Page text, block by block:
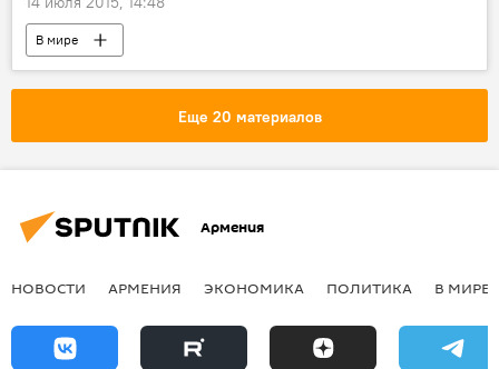
В мире
Еще 20 материалов
Армения
НОВОСТИ АРМЕНИЯ ЭКОНОМИКА ПОЛИТИКА В МИРЕ